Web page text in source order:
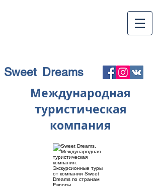
Sweet Dreams
Международная
туристическая
компания